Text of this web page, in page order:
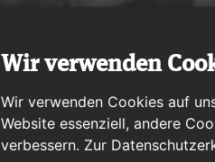
Wir verwenden
Wir verwenden Cookies auf
Website essenziell, andere
verbessern. Zur